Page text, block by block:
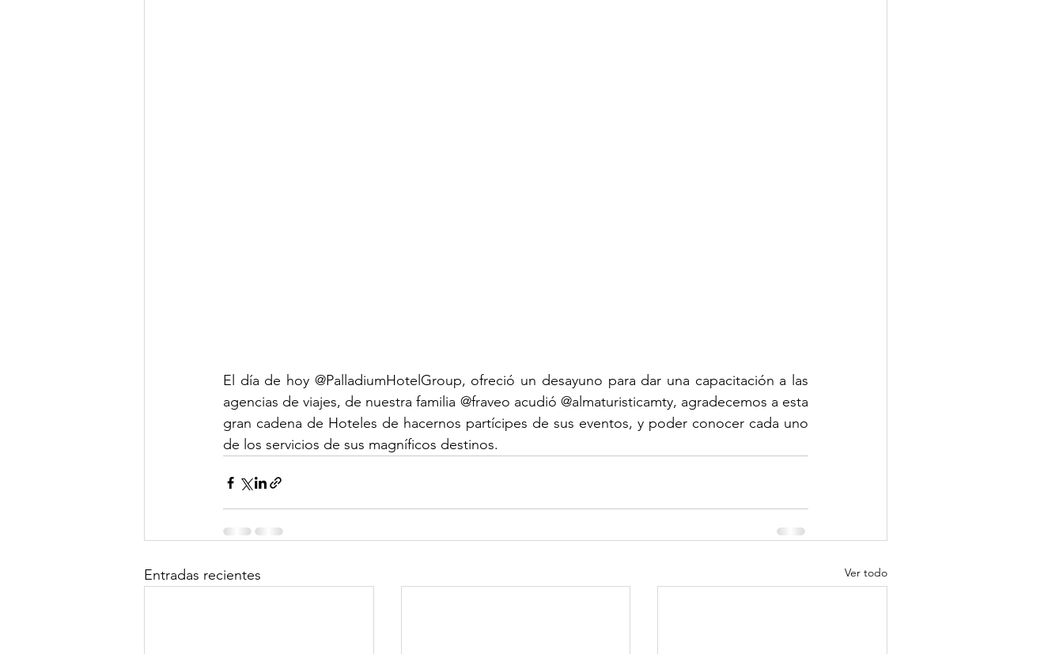
El día de hoy @PalladiumHotelGroup, ofreció un desayuno para dar una capacitación a las
agencias de viajes, de nuestra familia @fraveo acudió @almaturisticamty, agradecemos a esta
gran cadena de Hoteles de hacernos partícipes de sus eventos, y poder conocer cada uno
de los servicios de sus magníficos destinos.
Entradas recientes Ver todo